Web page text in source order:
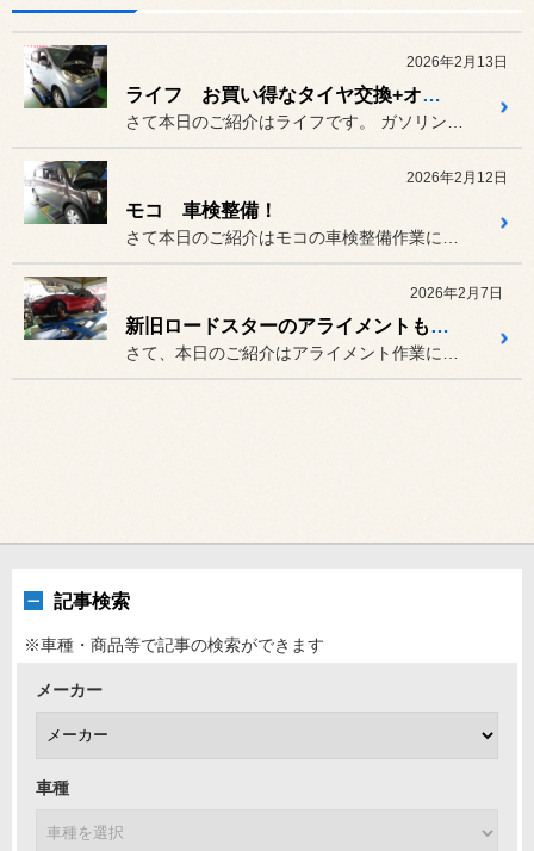
2026年2月13日
ライフ お買い得なタイヤ交換+オイル交換！
2026年2月12日
モコ 車検整備！
2026年2月7日
新旧ロードスターのアライメントもお任せあれ！
記事検索
※車種・商品等で記事の検索ができます
メーカー
車種